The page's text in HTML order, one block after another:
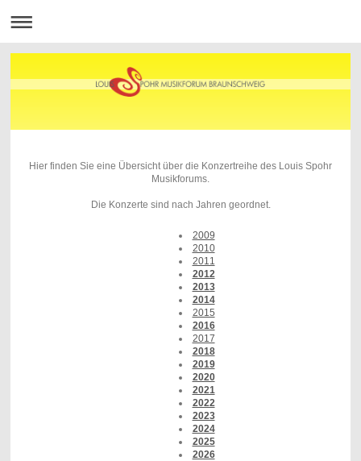
Hier finden Sie eine Übersicht über die Konzertreihe des Louis Spohr
Musikforums.
Die Konzerte sind nach Jahren geordnet.
2009
2010
2011
2012
2013
2014
2015
2016
2017
2018
2019
2020
2021
2022
2023
2024
2025
2026